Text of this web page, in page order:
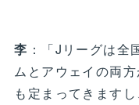
李 ：「Jリーグは全
ムとアウェイの両
も定まってきます